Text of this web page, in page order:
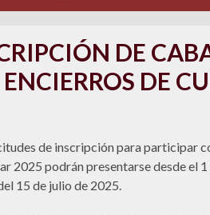
DE
ENCIERROS DE
de inscripción para participar
2025 podrán presentarse desde el
15 de julio de 2025.